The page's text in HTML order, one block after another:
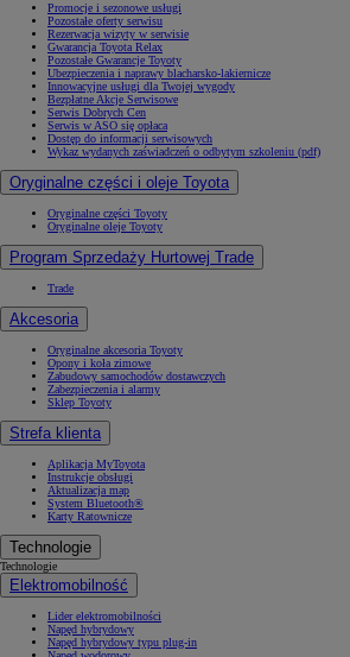
Promocje i sezonowe usługi
Pozostałe oferty serwisu
Rezerwacja wizyty w serwisie
Gwarancja Toyota Relax
Pozostałe Gwarancje Toyoty
Ubezpieczenia i naprawy blacharsko-lakiernicze
Innowacyjne usługi dla Twojej wygody
Bezpłatne Akcje Serwisowe
Serwis Dobrych Cen
Serwis w ASO się opłaca
Dostęp do informacji serwisowych
Wykaz wydanych zaświadczeń o odbytym szkoleniu (pdf)
Oryginalne części i oleje Toyota
Oryginalne części Toyoty
Oryginalne oleje Toyoty
Program Sprzedaży Hurtowej Trade
Trade
Akcesoria
Oryginalne akcesoria Toyoty
Opony i koła zimowe
Zabudowy samochodów dostawczych
Zabezpieczenia i alarmy
Sklep Toyoty
Strefa klienta
Aplikacja MyToyota
Instrukcje obsługi
Aktualizacja map
System Bluetooth®
Karty Ratownicze
Technologie
Technologie
Elektromobilność
Lider elektromobilności
Napęd hybrydowy
Napęd hybrydowy typu plug-in